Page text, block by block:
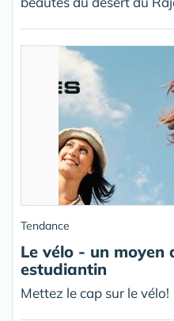
Tendance
Le vélo - un
estudiantin
Mettez le cap sur le vélo!